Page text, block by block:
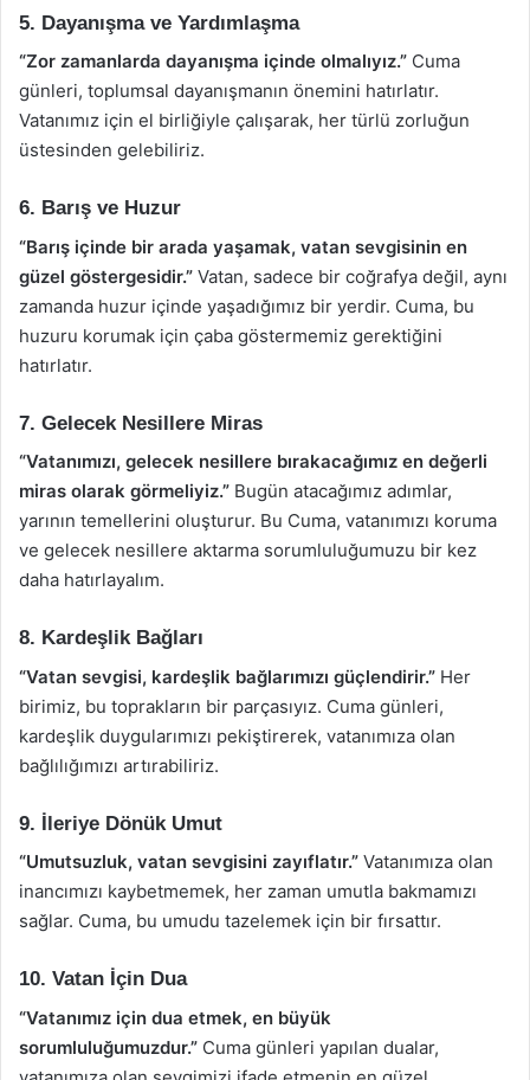
5. Dayanışma ve Yardımlaşma
“Zor zamanlarda dayanışma içinde olmalıyız.” Cuma
günleri, toplumsal dayanışmanın önemini hatırlatır.
Vatanımız için el birliğiyle çalışarak, her türlü zorluğun
üstesinden gelebiliriz.
6. Barış ve Huzur
“Barış içinde bir arada yaşamak, vatan sevgisinin en
güzel göstergesidir.” Vatan, sadece bir coğrafya değil, aynı
zamanda huzur içinde yaşadığımız bir yerdir. Cuma, bu
huzuru korumak için çaba göstermemiz gerektiğini
hatırlatır.
7. Gelecek Nesillere Miras
“Vatanımızı, gelecek nesillere bırakacağımız en değerli
miras olarak görmeliyiz.” Bugün atacağımız adımlar,
yarının temellerini oluşturur. Bu Cuma, vatanımızı koruma
ve gelecek nesillere aktarma sorumluluğumuzu bir kez
daha hatırlayalım.
8. Kardeşlik Bağları
“Vatan sevgisi, kardeşlik bağlarımızı güçlendirir.” Her
birimiz, bu toprakların bir parçasıyız. Cuma günleri,
kardeşlik duygularımızı pekiştirerek, vatanımıza olan
bağlılığımızı artırabiliriz.
9. İleriye Dönük Umut
“Umutsuzluk, vatan sevgisini zayıflatır.” Vatanımıza olan
inancımızı kaybetmemek, her zaman umutla bakmamızı
sağlar. Cuma, bu umudu tazelemek için bir fırsattır.
10. Vatan İçin Dua
“Vatanımız için dua etmek, en büyük
sorumluluğumuzdur.” Cuma günleri yapılan dualar,